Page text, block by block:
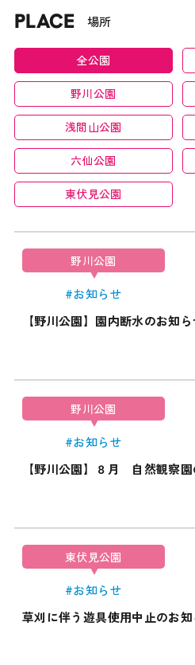
PLACE 場所
全公園
野川公園
浅間山公園
六仙公園
東伏見公園
野川公園
#お知らせ
【野川公園】園内断水のお知
野川公園
#お知らせ
【野川公園】８月 自然観察園
東伏見公園
#お知らせ
草刈に伴う遊具使用中止のお